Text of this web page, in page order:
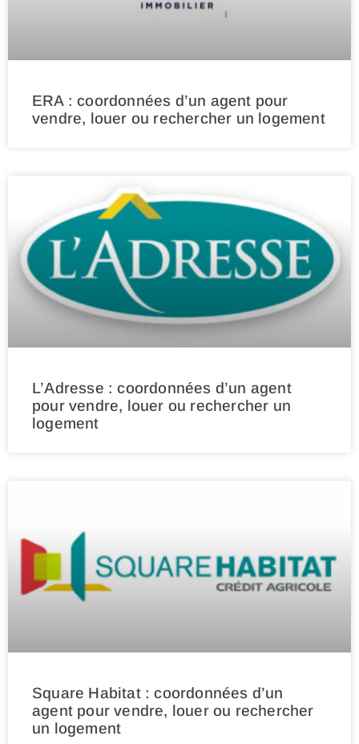
ERA : coordonnées d’un agent pour
vendre, louer ou rechercher un logement
L’Adresse : coordonnées d’un agent
pour vendre, louer ou rechercher un
logement
Square Habitat : coordonnées d’un
agent pour vendre, louer ou rechercher
un logement